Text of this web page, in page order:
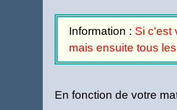
Information : Si c'est
mais ensuite tous
En fonction de votre